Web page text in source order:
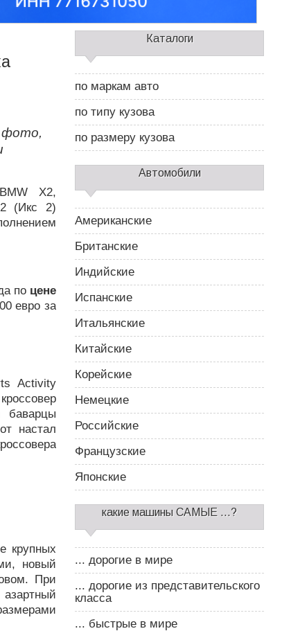
фото,
X2,
(Икс 2)
по цене
евро за
Activity
баварцы
настал
крупных
новый
При
д
б
а
р
2
Каталоги
по маркам авто
по типу кузова
по размеру кузова
Автомобили
Американские
Британские
Индийские
Испанские
Итальянские
Китайские
Корейские
Немецкие
Российские
Французские
Японские
какие машины САМЫЕ ...?
... дорогие в мире
... дорогие из представительского
класса
... быстрые в мире